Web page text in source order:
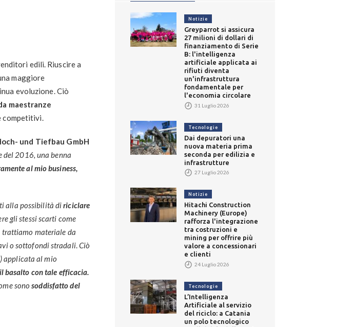
edili. Riuscire a
maggiore
evoluzione. Ciò
maestranze
competitivi.
und Tiefbau GmbH
del 2016, una benna
al mio business,
alla possibilità diriciclare
gli stessi scarti come
materiale da
o sottofondi stradali.Ciò
applicata al mio
basalto con tale efficacia.
sonosoddisfatto del
Notizie
Greyparrot si assicura
27 milioni di dollari di
finanziamento di Serie
B: l'intelligenza
artificiale applicata ai
rifiuti diventa
un'infrastruttura
fondamentale per
l'economia circolare
31 Luglio 2026
Tecnologie
Dai depuratori una
nuova materia prima
seconda per edilizia e
infrastrutture
27 Luglio 2026
Notizie
Hitachi Construction
Machinery (Europe)
rafforza l'integrazione
tra costruzioni e
mining per offrire più
valore a concessionari
e clienti
24 Luglio 2026
Tecnologie
L’Intelligenza
Artificiale al servizio
del riciclo: a Catania
un polo tecnologico